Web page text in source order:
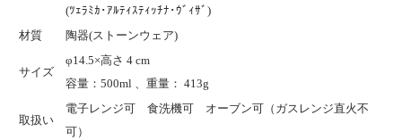
(ﾂｪﾗﾐｶ･ｱﾙﾃｨｽﾃｨｯﾁﾅ･ｳﾞｨｻﾞ)
材質
陶器(ストーンウェア)
サイズ
φ14.5×高さ 4 cm
容量：500ml 、重量： 413g
取扱い
電子レンジ可 食洗機可 オーブン可（ガスレンジ直火不
可）